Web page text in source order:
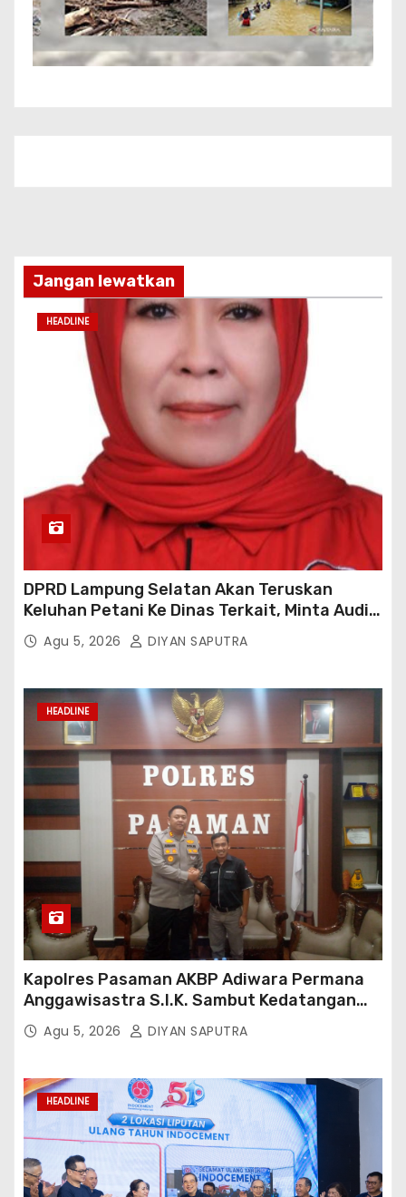
Jangan lewatkan
HEADLINE
DPRD Lampung Selatan Akan Teruskan
Keluhan Petani Ke Dinas Terkait, Minta Audit
Penyaluran Pupuk Bersubsidi Di Desa Budi
Lestari
Agu 5, 2026 DIYAN SAPUTRA
HEADLINE
Kapolres Pasaman AKBP Adiwara Permana
Anggawisastra S.I.K. Sambut Kedatangan
Kepala Cakrawala Tv Sumatera Barat
Agu 5, 2026 DIYAN SAPUTRA
HEADLINE